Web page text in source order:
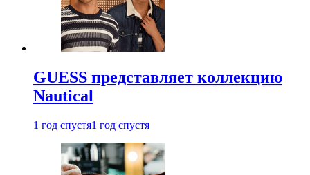
GUESS представляет коллекцию
Nautical
1 год спустя1 год спустя